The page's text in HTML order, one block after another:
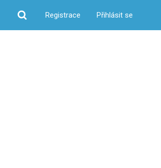
Hledat
Registrace Přihlásit se